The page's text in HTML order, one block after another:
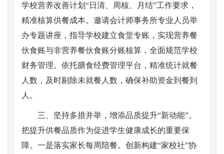
学校营养改善计划“日清、周核、月结”工作要求，
精准核算供餐成本。邀请会计师事务所专业人员举
办专题讲座，指导学校建立食堂专账，实现营养餐
伙食账与非营养餐伙食账分账核算，全面规范学校
财务管理。依托膳食经费管理平台，精准统计就餐
人数，及时剔除未就餐人数，确保补助资金到餐到
人。
三、坚持多措并举，增添品质提升“新动能”。
把提升供餐品质作为促进学生健康成长的重要保
障。一是落实家长每周陪餐。创新构建“家校社”协